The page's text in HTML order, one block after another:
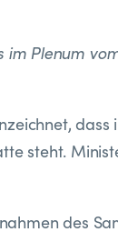
Plenum
steht.
des